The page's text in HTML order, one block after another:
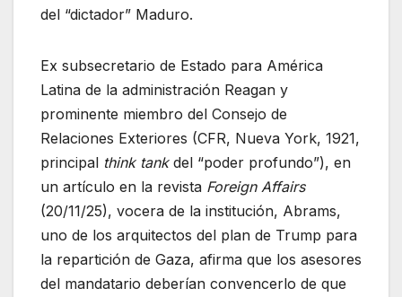
del “dictador” Maduro.
Ex subsecretario de Estado para América
Latina de la administración Reagan y
prominente miembro del Consejo de
Relaciones Exteriores (CFR, Nueva York, 1921,
principal think tankdel “poder profundo”), en
un artículo en la revista Foreign Affairs
(20/11/25), vocera de la institución, Abrams,
uno de los arquitectos del plan de Trump para
la repartición de Gaza, afirma que los asesores
del mandatario deberían convencerlo de que